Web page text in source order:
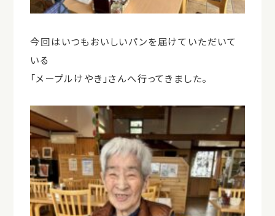
今回はいつもおいしいパンを届けていただいて
いる
「メープルけやき」さんへ行ってきました。